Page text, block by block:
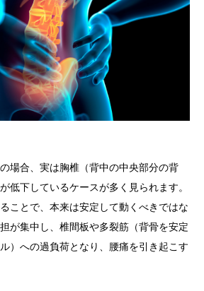
の場合、実は 胸椎（背中の中央部分の背
低下しているケースが多く見られます。
ことで、本来は安定して動くべきではな
が集中し、椎間板や多裂筋（背骨を安定
）への過負荷となり、腰痛を引き起こす